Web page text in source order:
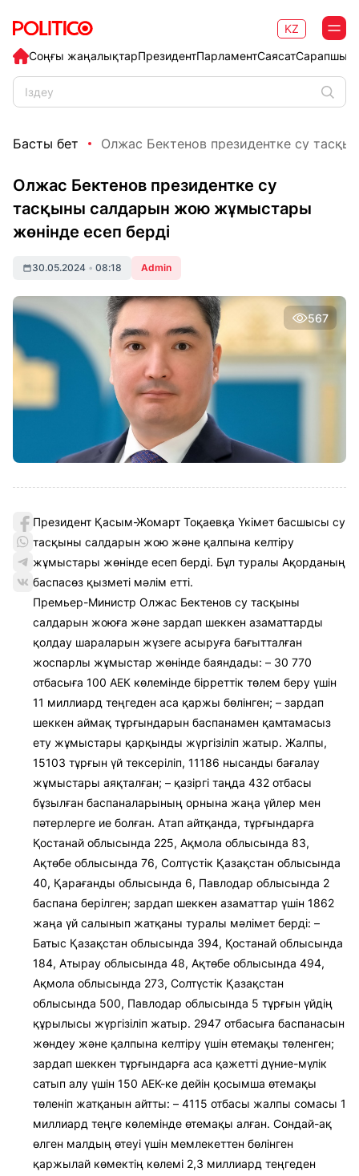
Соңғы жаңалықтарПрезидентПарламентСаясат
KZ
Басты бет Олжас Бектенов президентке су
Олжас Бектенов президентке су
тасқыны салдарын жою жұмыстары
жөнінде есеп берді
30.05.2024 • 08:18 Admin
567
Президент Қасым-Жомарт Тоқаевқа Үкімет басшысы су
тасқыны салдарын жою және қалпына келтіру
жұмыстары жөнінде есеп берді. Бұл туралы Ақорданың
баспасөз қызметі мәлім етті.
Премьер-Министр Олжас Бектенов су тасқыны
салдарын жоюға және зардап шеккен азаматтарды
қолдау шараларын жүзеге асыруға бағытталған
жоспарлы жұмыстар жөнінде баяндады: – 30 770
отбасыға 100 АЕК көлемінде бірреттік төлем беру үшін
11 миллиард теңгеден аса қаржы бөлінген; – зардап
шеккен аймақ тұрғындарын баспанамен қамтамасыз
ету жұмыстары қарқынды жүргізіліп жатыр. Жалпы,
15103 тұрғын үй тексеріліп, 11186 нысанды бағалау
жұмыстары аяқталған; – қазіргі таңда 432 отбасы
бұзылған баспаналарының орнына жаңа үйлер мен
пәтерлерге ие болған. Атап айтқанда, тұрғындарға
Қостанай облысында 225, Ақмола облысында 83,
Ақтөбе облысында 76, Солтүстік Қазақстан облысында
40, Қарағанды облысында 6, Павлодар облысында 2
баспана берілген; зардап шеккен азаматтар үшін 1862
жаңа үй салынып жатқаны туралы мәлімет берді: –
Батыс Қазақстан облысында 394, Қостанай облысында
184, Атырау облысында 48, Ақтөбе облысында 494,
Ақмола облысында 273, Солтүстік Қазақстан
облысында 500, Павлодар облысында 5 тұрғын үйдің
құрылысы жүргізіліп жатыр. 2947 отбасыға баспанасын
жөндеу және қалпына келтіру үшін өтемақы төленген;
зардап шеккен тұрғындарға аса қажетті дүние-мүлік
сатып алу үшін 150 АЕК-ке дейін қосымша өтемақы
төленіп жатқанын айтты: – 4115 отбасы жалпы сомасы 1
миллиард теңге көлемінде өтемақы алған. Сондай-ақ
өлген малдың өтеуі үшін мемлекеттен бөлінген
қаржылай көмектің көлемі 2,3 миллиард теңгеден